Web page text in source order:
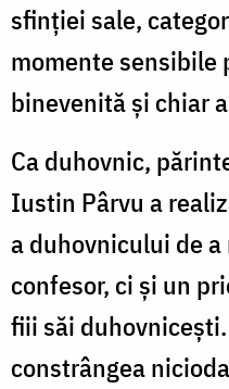
sfinţiei sale,
momente sensibile
binevenită şi chiar
Ca duhovnic,
Iustin Pârvu a
a duhovnicului de
confesor, ci şi un
fiii săi
constrângea